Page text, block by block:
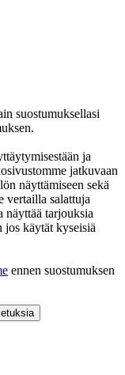
suostumuksellasi
ja
jatkuvaan
näyttämiseen sekä
vertailla salattuja
näyttää tarjouksia
jos käytät kyseisiä
ennen suostumuksen